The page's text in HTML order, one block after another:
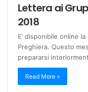
Lettera ai
2018
E’ disponibile online
Preghiera. Questo
prepararsi
Read More »